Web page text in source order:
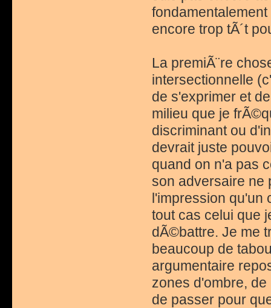
encore trop tÃ´t
La premiÃ¨re
intersectionnelle
de s'exprimer et
milieu que je
discriminant ou
devrait juste
quand on n'a pas
son adversaire ne
l'impression qu'un
tout cas celui que
dÃ©battre. Je me
beaucoup de
argumentaire
zones d'ombre,
de passer pour